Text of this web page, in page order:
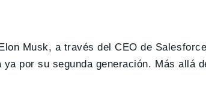
Musk, a través del CEO de
por su segunda generación. Más allá